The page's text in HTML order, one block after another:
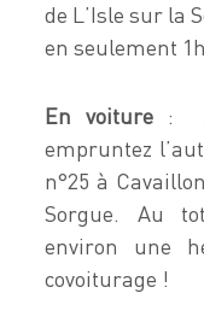
de L’Isle sur la
en seulement
En voiture :
empruntez
n°25 à
Sorgue. Au
environ une
covoiturage !